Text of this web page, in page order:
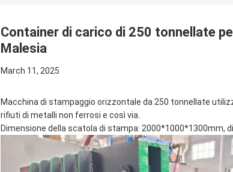
Container di carico di 250 tonnellate
Malesia
March 11, 2025
Macchina di stampaggio orizzontale da 250 tonnellate
rifiuti di metalli non ferrosi e così via.
Dimensione della scatola di stampa: 2000*1000*1300mm,